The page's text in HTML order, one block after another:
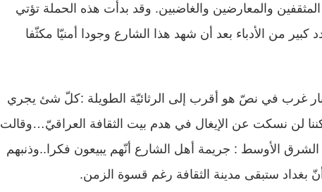
والمعارضين والغاضبين. وقد بدأت هذه الحملة تؤتي
كبير من الأدباء بعد أن شهد هذا الشارع وجودا أمنيّا مكثّفا
غرب في نصّ هو أقرب إلى الرثائيّة الطويلة :كلّ شئ يجري
لن نسكت عن الإيغال في هدم بيت الثقافة العراقيّ…وقالت
الشرق الأوسط : جريمة أهل الشارع أنّهم يبيعون فكرا..وذنبهم
بغداد ستبقى مدينة الثقافة رغم قسوة الزمن.